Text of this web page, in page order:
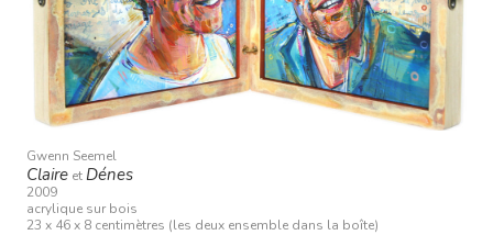
Gwenn Seemel
Claire et Dénes
2009
acrylique sur bois
23 x 46 x 8 centimètres (les deux ensemble dans la boîte)